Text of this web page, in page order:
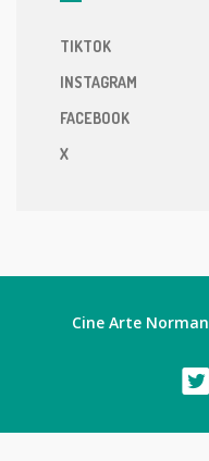
TIKTOK
INSTAGRAM
FACEBOOK
X
Cine Arte